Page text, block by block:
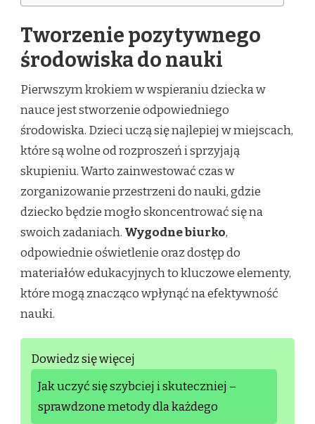
Tworzenie pozytywnego
środowiska do nauki
Pierwszym krokiem w wspieraniu dziecka w
nauce jest stworzenie odpowiedniego
środowiska. Dzieci uczą się najlepiej w miejscach,
które są wolne od rozproszeń i sprzyjają
skupieniu. Warto zainwestować czas w
zorganizowanie przestrzeni do nauki, gdzie
dziecko będzie mogło skoncentrować się na
swoich zadaniach. Wygodne biurko,
odpowiednie oświetlenie oraz dostęp do
materiałów edukacyjnych to kluczowe elementy,
które mogą znacząco wpłynąć na efektywność
nauki.
Dowiedz się więcej
Jak uczyć się szybciej i skuteczniej –
sprawdzone metody dla każdego